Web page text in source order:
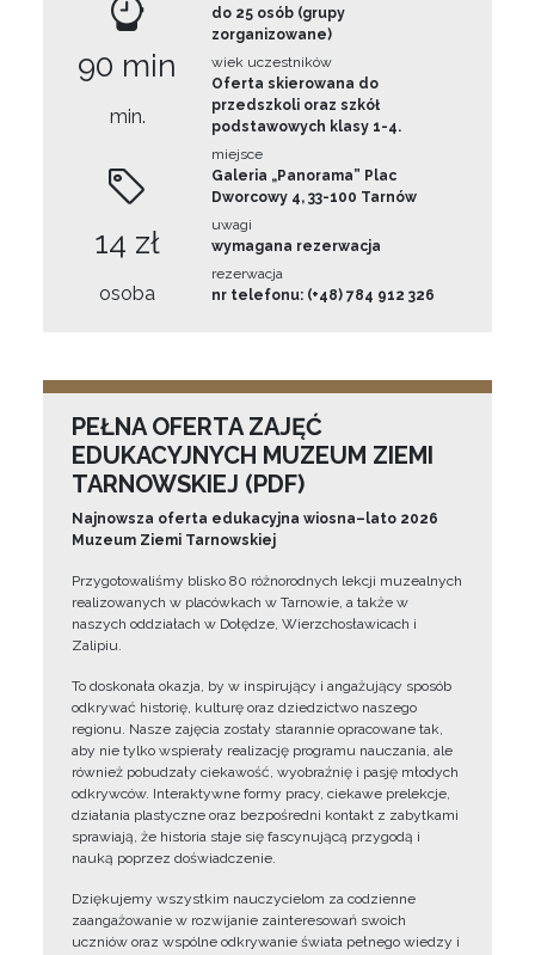
90 min
min.
14 zł
osoba
do 25 osób (grupy
zorganizowane)
wiek uczestników
Oferta skierowana do
przedszkoli oraz szkół
podstawowych klasy 1-4.
miejsce
Galeria „Panorama” Plac
Dworcowy 4, 33-100 Tarnów
uwagi
wymagana rezerwacja
rezerwacja
nr telefonu: (+48) 784 912 326
PEŁNA OFERTA ZAJĘĆ
EDUKACYJNYCH MUZEUM ZIEMI
TARNOWSKIEJ (PDF)
Najnowsza oferta edukacyjna wiosna–lato 2026
Muzeum Ziemi Tarnowskiej
Przygotowaliśmy blisko 80 różnorodnych lekcji muzealnych
realizowanych w placówkach w Tarnowie, a także w
naszych oddziałach w Dołędze, Wierzchosławicach i
Zalipiu.
To doskonała okazja, by w inspirujący i angażujący sposób
odkrywać historię, kulturę oraz dziedzictwo naszego
regionu. Nasze zajęcia zostały starannie opracowane tak,
aby nie tylko wspierały realizację programu nauczania, ale
również pobudzały ciekawość, wyobraźnię i pasję młodych
odkrywców. Interaktywne formy pracy, ciekawe prelekcje,
działania plastyczne oraz bezpośredni kontakt z zabytkami
sprawiają, że historia staje się fascynującą przygodą i
nauką poprzez doświadczenie.
Dziękujemy wszystkim nauczycielom za codzienne
zaangażowanie w rozwijanie zainteresowań swoich
uczniów oraz wspólne odkrywanie świata pełnego wiedzy i